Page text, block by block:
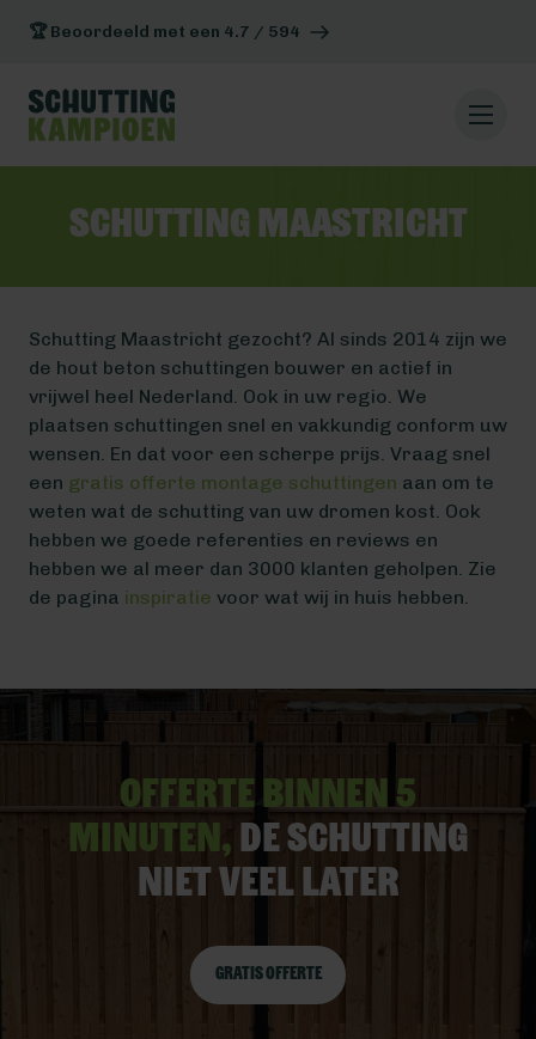
🏆 Beoordeeld met een 4.7 / 594
Schutting Maastricht
Schutting Maastricht gezocht? Al sinds 2014 zijn we
de hout beton schuttingen bouwer en actief in
vrijwel heel Nederland. Ook in uw regio. We
plaatsen schuttingen snel en vakkundig conform uw
wensen. En dat voor een scherpe prijs. Vraag snel
een gratis offerte montage schuttingen aan om te
weten wat de schutting van uw dromen kost. Ook
hebben we goede referenties en reviews en
hebben we al meer dan 3000 klanten geholpen. Zie
de pagina inspiratie voor wat wij in huis hebben.
Offerte binnen 5
minuten, De schutting
niet veel later
Gratis offerte